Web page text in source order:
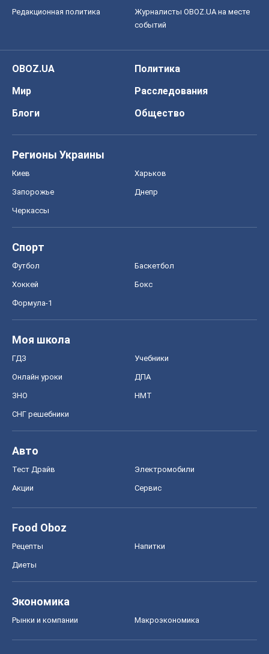
Редакционная политика
Журналисты OBOZ.UA на месте
событий
OBOZ.UA
Политика
Мир
Расследования
Блоги
Общество
Регионы Украины
Киев Харьков
Запорожье Днепр
Черкассы
Спорт
Футбол Баскетбол
Хоккей Бокс
Формула-1
Моя школа
ГДЗ Учебники
Онлайн уроки ДПА
ЗНО НМТ
СНГ решебники
Авто
Тест Драйв Электромобили
Акции Сервис
Food Oboz
Рецепты Напитки
Диеты
Экономика
Рынки и компании Mакроэкономика